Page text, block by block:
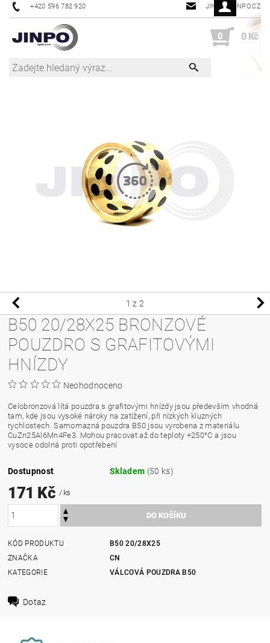
+420 596 782 920 JINPO@JINPO.CZ
0 0 Kč
1 z 2
B50 20/28X25 BRONZOVÉ
POUZDRO S GRAFITOVÝMI
HNÍZDY
Neohodnoceno
Celobronzová lítá pouzdra s grafitovými hnízdy jsou především vhodná
tam, kde jsou vysoké nároky na zatížení, při nízkých kluzných
rychlostech. Samomazná pouzdra B50 jsou vyrobena z materiálu
CuZn25Al6Mn4Fe3. Mohou pracovat až do teploty +250°C a jsou
vysoce odolná proti opotřebení
Dostupnost Skladem (50 ks)
171 Kč / ks
KÓD PRODUKTU
B50 20/28X25
ZNAČKA
CN
KATEGORIE
VÁLCOVÁ POUZDRA B50
Dotaz